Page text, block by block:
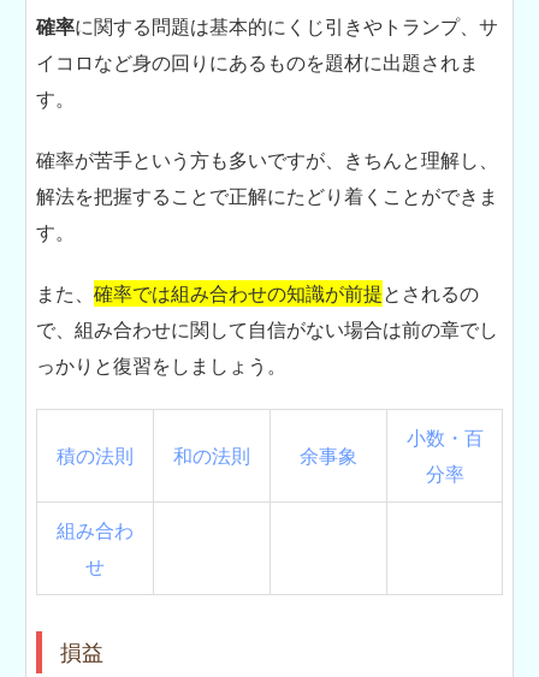
確率に関する問題は基本的にくじ引きやトランプ、サ
イコロなど身の回りにあるものを題材に出題されま
す。
確率が苦手という方も多いですが、きちんと理解し、
解法を把握することで正解にたどり着くことができま
す。
また、 確率では組み合わせの知識が前提とされるの
で、組み合わせに関して自信がない場合は前の章でし
っかりと復習をしましょう。
積の法則 和の法則 余事象
小数・百
分率
組み合わ
せ
損益